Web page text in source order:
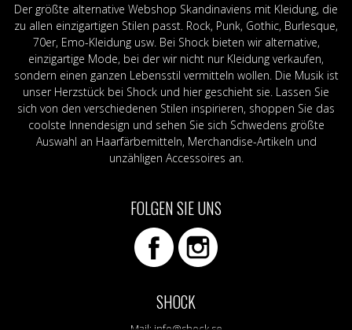
Der größte alternative Webshop Skandinaviens mit Kleidung, die
zu allen einzigartigen Stilen passt. Rock, Punk, Gothic, Burlesque,
70er, Emo-Kleidung usw. Bei Shock bieten wir alternative,
einzigartige Mode, bei der wir nicht nur Kleidung verkaufen,
sondern einen ganzen Lebensstil vermitteln wollen. Die Musik ist
unser Herzstück bei Shock und hier geschieht sie. Lassen Sie
sich von den verschiedenen Stilen inspirieren, shoppen Sie das
coolste Innendesign und sehen Sie sich Schwedens größte
Auswahl an Haarfärbemitteln, Merchandise-Artikeln und
unzähligen Accessoires an.
FOLGEN SIE UNS
SHOCK